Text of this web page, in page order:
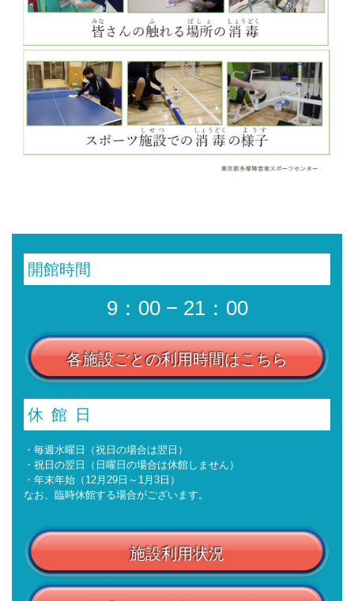
開館時間
9：00 − 21：00
各施設ごとの利用時間はこちら
休館日
・毎週水曜日（祝日の場合は翌日）
・祝日の翌日（日曜日の場合は休館しません）
・年末年始（12月29日～1月3日）
なお、臨時休館する場合がございます。
施設利用状況